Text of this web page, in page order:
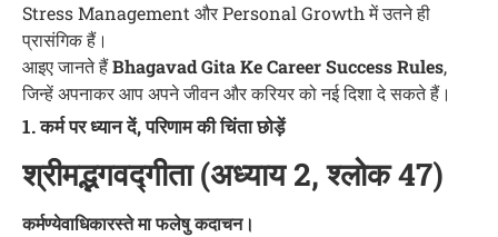
Stress Management और Personal Growth में उतने ही
प्रासंगिक हैं।
आइए जानते हैंBhagavad Gita Ke Career Success Rules,
जिन्हें अपनाकर आप अपने जीवन और करियर को नई दिशा दे सकते हैं।
1. कर्म पर ध्यान दें, परिणाम की चिंता छोड़ें
श्रीमद्भगवद्गीता (अध्याय 2, श्लोक 47)
कर्मण्येवाधिकारस्ते मा फलेषु कदाचन।